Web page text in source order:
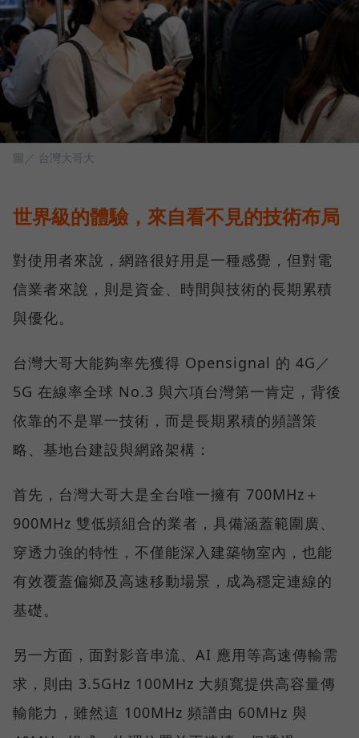
圖／ 台灣大哥大
世界級的體驗，來自看不見的技術布局
對使用者來說，網路很好用是一種感覺，但對電
信業者來說，則是資金、時間與技術的長期累積
與優化。
台灣大哥大能夠率先獲得 Opensignal 的 4G／
5G 在線率全球 No.3 與六項台灣第一肯定，背後
依靠的不是單一技術，而是長期累積的頻譜策
略、基地台建設與網路架構：
首先，台灣大哥大是全台唯一擁有 700MHz＋
900MHz 雙低頻組合的業者，具備涵蓋範圍廣、
穿透力強的特性，不僅能深入建築物室內，也能
有效覆蓋偏鄉及高速移動場景，成為穩定連線的
基礎。
另一方面，面對影音串流、AI 應用等高速傳輸需
求，則由 3.5GHz 100MHz 大頻寬提供高容量傳
輸能力，雖然這 100MHz 頻譜由 60MHz 與